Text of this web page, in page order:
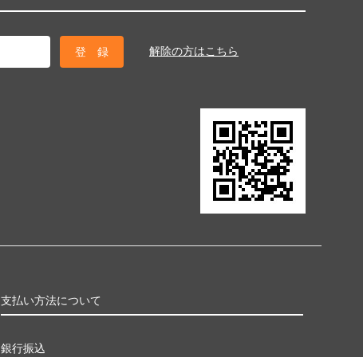
解除の方はこちら
支払い方法について
銀行振込